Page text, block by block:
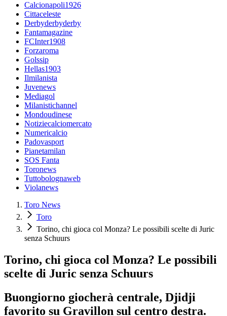
Calcionapoli1926
Cittaceleste
Derbyderbyderby
Fantamagazine
FCInter1908
Forzaroma
Golssip
Hellas1903
Ilmilanista
Juvenews
Mediagol
Milanistichannel
Mondoudinese
Notiziecalciomercato
Numericalcio
Padovasport
Pianetamilan
SOS Fanta
Toronews
Tuttobolognaweb
Violanews
Toro News
Toro
Torino, chi gioca col Monza? Le possibili scelte di Juric
senza Schuurs
Torino, chi gioca col Monza? Le possibili
scelte di Juric senza Schuurs
Buongiorno giocherà centrale, Djidji
favorito su Gravillon sul centro destra.